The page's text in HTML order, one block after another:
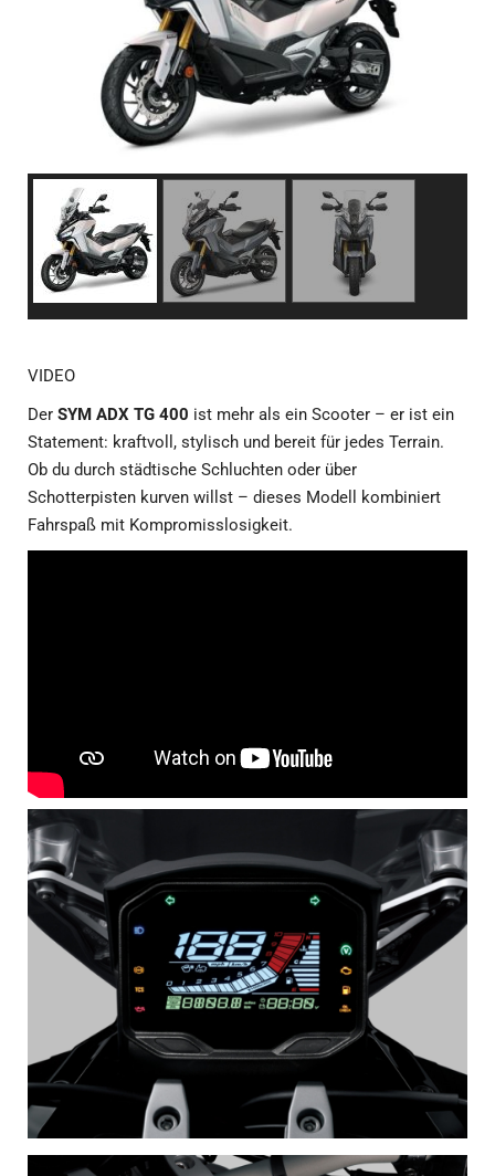
VIDEO
Der SYM ADX TG 400 ist mehr als ein Scooter – er ist ein
Statement: kraftvoll, stylisch und bereit für jedes Terrain.
Ob du durch städtische Schluchten oder über
Schotterpisten kurven willst – dieses Modell kombiniert
Fahrspaß mit Kompromisslosigkeit.